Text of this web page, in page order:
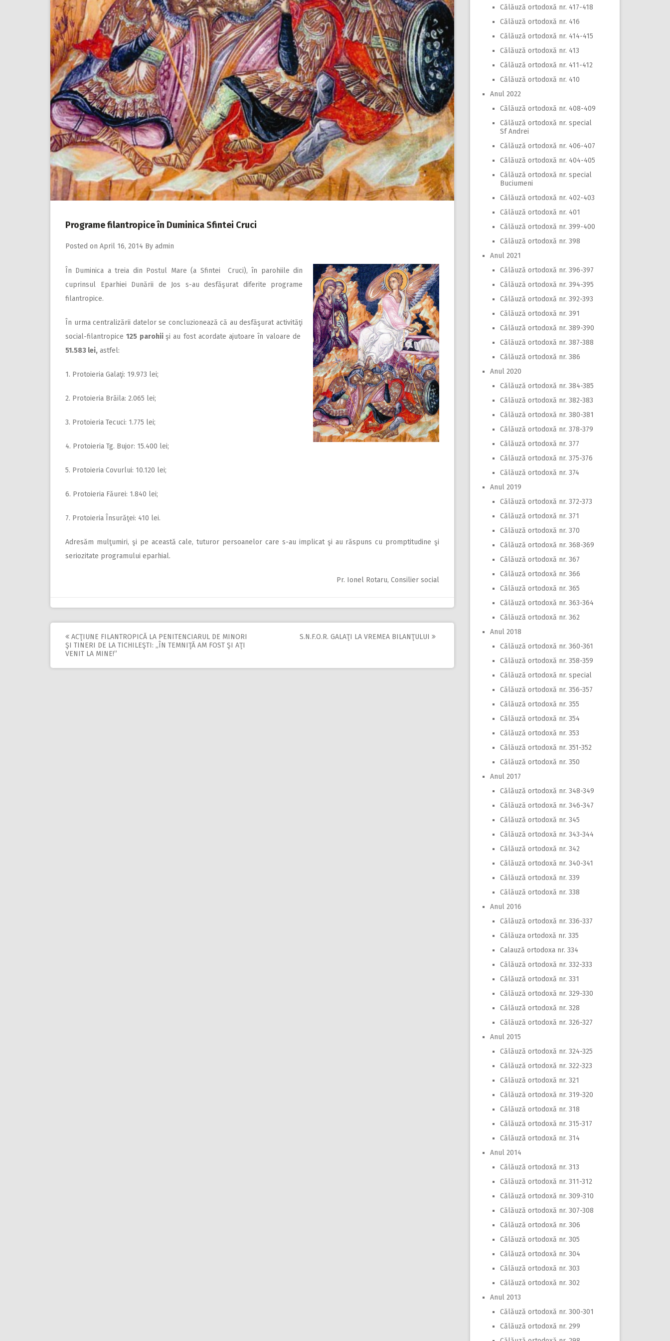
Programe filantropice în Duminica Sfintei Cruci
Posted on April 16, 2014 By admin
În Duminica a treia din Postul Mare (a Sfintei Cruci), în parohiile din
cuprinsul Eparhiei Dunării de Jos s-au desfăşurat diferite programe
filantropice.
În urma centralizării datelor se concluzionează că au desfăşurat activităţi
social-filantropice125 parohii şi au fost acordate ajutoare în valoare de
51.583 lei, astfel:
1. Protoieria Galaţi: 19.973 lei;
2. Protoieria Brăila: 2.065 lei;
3. Protoieria Tecuci: 1.775 lei;
4. Protoieria Tg. Bujor: 15.400 lei;
5. Protoieria Covurlui: 10.120 lei;
6. Protoieria Făurei: 1.840 lei;
7. Protoieria Însurăţei: 410 lei.
Adresăm mulţumiri, şi pe această cale, tuturor persoanelor care s-au implicat şi au răspuns cu promptitudine şi
seriozitate programului eparhial.
Pr. Ionel Rotaru, Consilier social
Post
navigation
ACŢIUNE FILANTROPICĂ LA PENITENCIARUL DE MINORI
ŞI TINERI DE LA TICHILEŞTI: ,,ÎN TEMNIŢĂ AM FOST ŞI AŢI
VENIT LA MINE!”
S.N.F.O.R. GALAŢI LA VREMEA BILANŢULUI
Călăuză ortodoxă nr. 417-418
Călăuză ortodoxă nr. 416
Călăuză ortodoxă nr. 414-415
Călăuză ortodoxă nr. 413
Călăuză ortodoxă nr. 411-412
Călăuză ortodoxă nr. 410
Anul 2022
Călăuză ortodoxă nr. 408-409
Călăuză ortodoxă nr. special
Sf Andrei
Călăuză ortodoxă nr. 406-407
Călăuză ortodoxă nr. 404-405
Călăuză ortodoxă nr. special
Buciumeni
Călăuză ortodoxă nr. 402-403
Călăuză ortodoxă nr. 401
Călăuză ortodoxă nr. 399-400
Călăuză ortodoxă nr. 398
Anul 2021
Călăuză ortodoxă nr. 396-397
Călăuză ortodoxă nr. 394-395
Călăuză ortodoxă nr. 392-393
Călăuză ortodoxă nr. 391
Călăuză ortodoxă nr. 389-390
Călăuză ortodoxă nr. 387-388
Călăuză ortodoxă nr. 386
Anul 2020
Călăuză ortodoxă nr. 384-385
Călăuză ortodoxă nr. 382-383
Călăuză ortodoxă nr. 380-381
Călăuză ortodoxă nr. 378-379
Călăuză ortodoxă nr. 377
Călăuză ortodoxă nr. 375-376
Călăuză ortodoxă nr. 374
Anul 2019
Călăuză ortodoxă nr. 372-373
Călăuză ortodoxă nr. 371
Călăuză ortodoxă nr. 370
Călăuză ortodoxă nr. 368-369
Călăuză ortodoxă nr. 367
Călăuză ortodoxă nr. 366
Călăuză ortodoxă nr. 365
Călăuză ortodoxă nr. 363-364
Călăuză ortodoxă nr. 362
Anul 2018
Călăuză ortodoxă nr. 360-361
Călăuză ortodoxă nr. 358-359
Călăuză ortodoxă nr. special
Călăuză ortodoxă nr. 356-357
Călăuză ortodoxă nr. 355
Călăuză ortodoxă nr. 354
Călăuză ortodoxă nr. 353
Călăuză ortodoxă nr. 351-352
Călăuză ortodoxă nr. 350
Anul 2017
Călăuză ortodoxă nr. 348-349
Călăuză ortodoxă nr. 346-347
Călăuză ortodoxă nr. 345
Călăuză ortodoxă nr. 343-344
Călăuză ortodoxă nr. 342
Călăuză ortodoxă nr. 340-341
Călăuză ortodoxă nr. 339
Călăuză ortodoxă nr. 338
Anul 2016
Călăuză ortodoxă nr. 336-337
Călăuza ortodoxă nr. 335
Calauză ortodoxa nr. 334
Călăuză ortodoxă nr. 332-333
Călăuză ortodoxă nr. 331
Călăuză ortodoxă nr. 329-330
Călăuză ortodoxă nr. 328
Călăuză ortodoxă nr. 326-327
Anul 2015
Călăuză ortodoxă nr. 324-325
Călăuză ortodoxă nr. 322-323
Călăuză ortodoxă nr. 321
Călăuză ortodoxă nr. 319-320
Călăuză ortodoxă nr. 318
Călăuză ortodoxă nr. 315-317
Călăuză ortodoxă nr. 314
Anul 2014
Călăuză ortodoxă nr. 313
Călăuză ortodoxă nr. 311-312
Călăuză ortodoxă nr. 309-310
Călăuză ortodoxă nr. 307-308
Călăuză ortodoxă nr. 306
Călăuză ortodoxă nr. 305
Călăuză ortodoxă nr. 304
Călăuză ortodoxă nr. 303
Călăuză ortodoxă nr. 302
Anul 2013
Călăuză ortodoxă nr. 300-301
Călăuză ortodoxă nr. 299